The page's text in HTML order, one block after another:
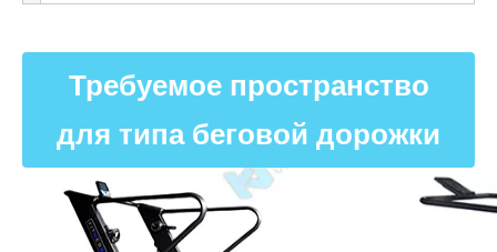
Требуемое пространство
для типа беговой дорожки